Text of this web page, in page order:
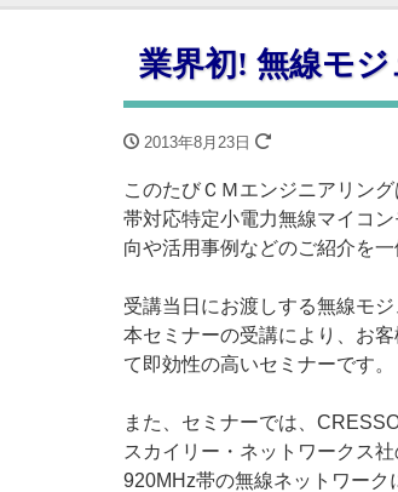
業界初! 無線モ
2013年8月23日
このたびＣＭエンジニアリン
帯対応特定小電力無線マイコ
向や活用事例などのご紹介を一
受講当日にお渡しする無線モ
本セミナーの受講により、お
て即効性の高いセミナーです。
また、セミナーでは、
スカイリー・ネットワークス社
920MHz帯の無線ネットワー